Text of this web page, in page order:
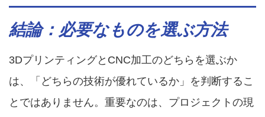
結論：必要なものを選ぶ方法
3DプリンティングとCNC加工のどちらを選ぶか
は、「どちらの技術が優れているか」を判断するこ
とではありません。重要なのは、プロジェクトの現